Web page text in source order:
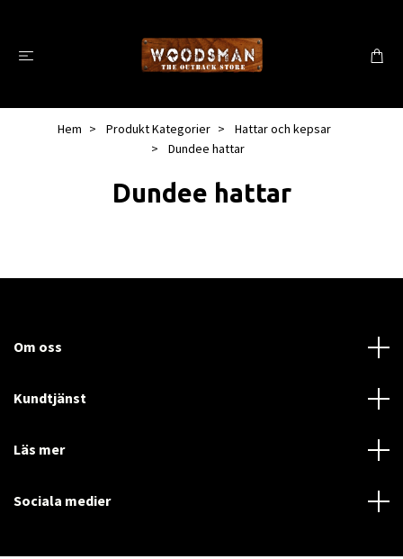
Hem Produkt Kategorier
Hattar och kepsar
Dundee hattar
Dundee hattar
Om oss
Kundtjänst
Läs mer
Sociala medier